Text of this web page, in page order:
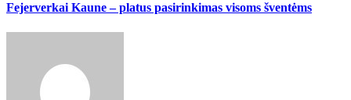
Fejerverkai Kaune – platus pasirinkimas visoms šventėms